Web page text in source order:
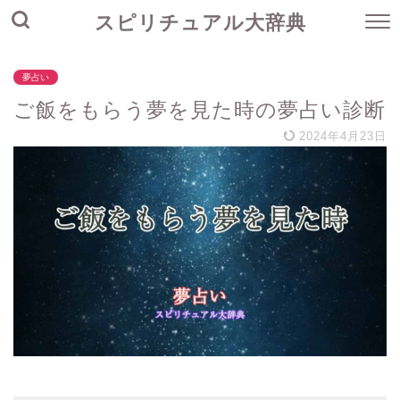
スピリチュアル大辞典
夢占い
ご飯をもらう夢を見た時の夢占い診断
2024年4月23日